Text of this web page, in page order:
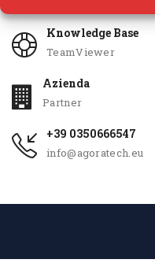
Knowledge Base
TeamViewer
Azienda
Partner
+39 0350666547
info@agoratech.eu